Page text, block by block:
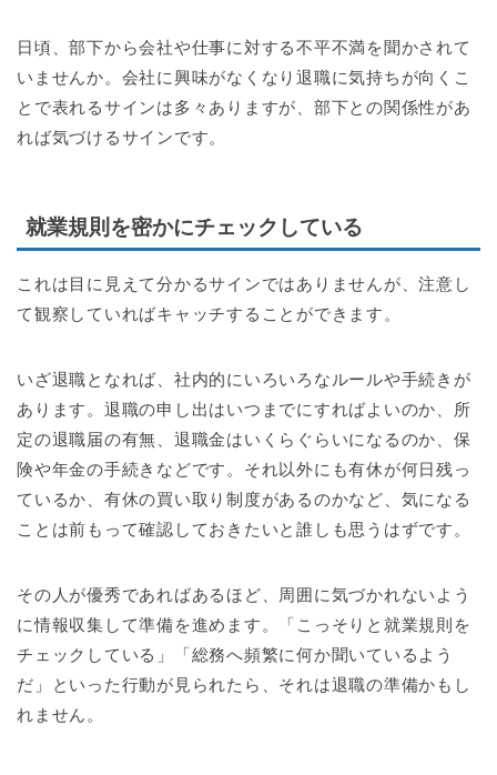
日頃、部下から会社や仕事に対する不平不満を聞かされて
いませんか。会社に興味がなくなり退職に気持ちが向くこ
とで表れるサインは多々ありますが、部下との関係性があ
れば気づけるサインです。
就業規則を密かにチェックしている
これは目に見えて分かるサインではありませんが、注意し
て観察していればキャッチすることができます。
いざ退職となれば、社内的にいろいろなルールや手続きが
あります。退職の申し出はいつまでにすればよいのか、所
定の退職届の有無、退職金はいくらぐらいになるのか、保
険や年金の手続きなどです。それ以外にも有休が何日残っ
ているか、有休の買い取り制度があるのかなど、気になる
ことは前もって確認しておきたいと誰しも思うはずです。
その人が優秀であればあるほど、周囲に気づかれないよう
に情報収集して準備を進めます。「こっそりと就業規則を
チェックしている」「総務へ頻繁に何か聞いているよう
だ」といった行動が見られたら、それは退職の準備かもし
れません。